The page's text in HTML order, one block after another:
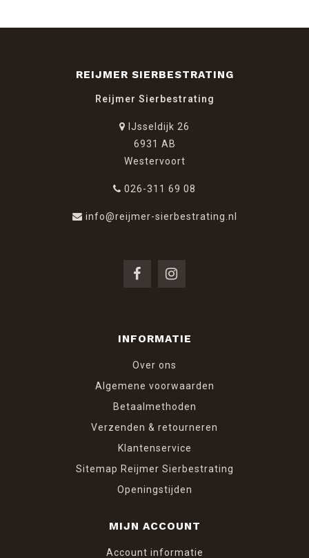
REIJMER SIERBESTRATING
Reijmer Sierbestrating
IJsseldijk 26
6931 AB
Westervoort
026-311 69 08
info@reijmer-sierbestrating.nl
INFORMATIE
Over ons
Algemene voorwaarden
Betaalmethoden
Verzenden & retourneren
Klantenservice
Sitemap Reijmer Sierbestrating
Openingstijden
MIJN ACCOUNT
Account informatie